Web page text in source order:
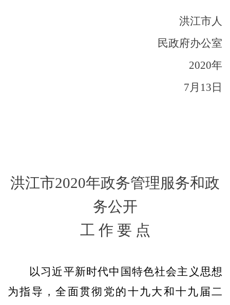
洪江市人
民政府办公室
2020年
7月 13 日
洪江市2020年政务管理服务和政
务公开
工 作 要 点
以习近平新时代中国特色社会主义思想
为指导，全面贯彻党的十九大和十九届二